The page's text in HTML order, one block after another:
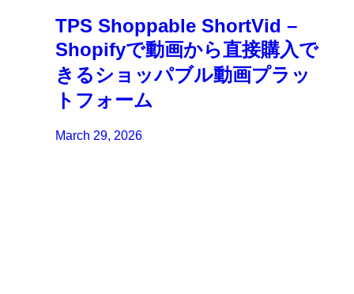
TPS Shoppable ShortVid –
Shopifyで動画から直接購入で
きるショッパブル動画プラッ
トフォーム
March 29, 2026